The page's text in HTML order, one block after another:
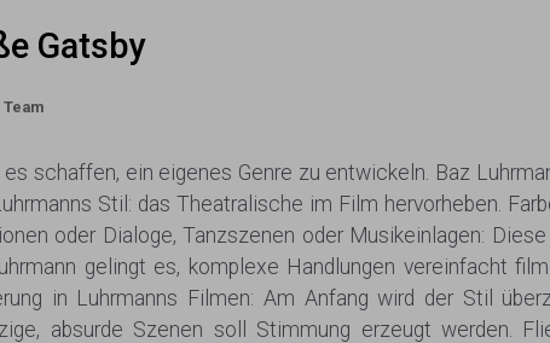
Gatsby
schaffen, ein eigenes Genre zu entwickeln. Baz
Stil: das Theatralische im Film hervorheben.
oder Dialoge, Tanzszenen oder Musikeinlagen:
gelingt es, komplexe Handlungen vereinfacht
in Luhrmanns Filmen: Am Anfang wird der Stil
absurde Szenen soll Stimmung erzeugt werden.